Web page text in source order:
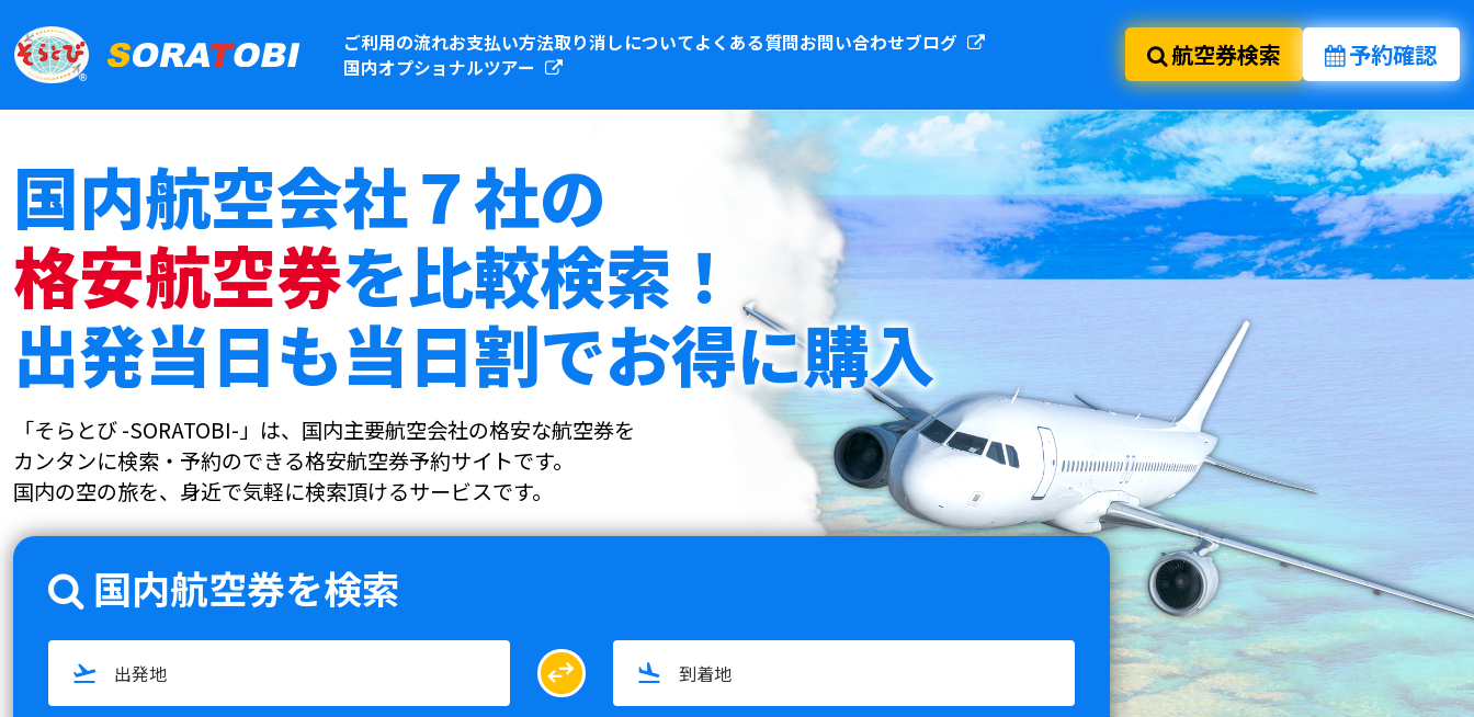
ご利用の流れお支払い方法取り消しについてよくある質問お問い合わせブログ
国内オプショナルツアー
航空券検索 予約確認
国内航空会社７社の
格安航空券を比較検索！
出発当日も当日割でお得に購入
「そらとび -SORATOBI-」は、国内主要航空会社の格安な航空券を
カンタンに検索・予約のできる格安航空券予約サイトです。
国内の空の旅を、身近で気軽に検索頂けるサービスです。
国内航空券を検索
swap_horiz